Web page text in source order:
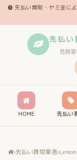
先払い買取・ヤミ金に
先払い
危険
HOME 先払い
›先払い買取業者›